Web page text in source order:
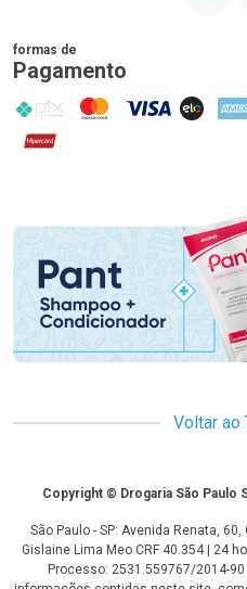
formas de
Pagamento
PIX MasterCard
VISA ELO
Hipercard
Promoção em
Voltar ao
CopyrightCopyright © Drogaria São Paulo
São Paulo - SP: Avenida Renata,
Gislaine Lima Meo CRF 40.354 | 24
Processo: 2531.559767/2014-